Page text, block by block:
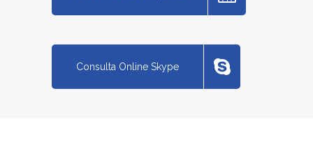
Consulta Online Skype